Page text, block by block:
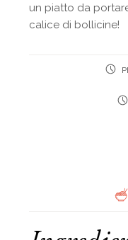
un piatto da
calice di bollicine!